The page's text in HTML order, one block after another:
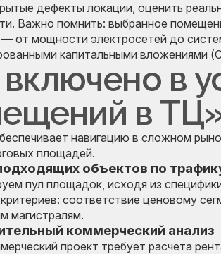
дефекты локации, оценить
Важно помнить: выбранное
от мощности электросетей до
капитальными вложениями
в
в
навигацию в сложном
площадей.
объектов по
пул площадок, исходя из
соответствие ценовому
магистралям.
коммерческий анализ
проект требует расчета